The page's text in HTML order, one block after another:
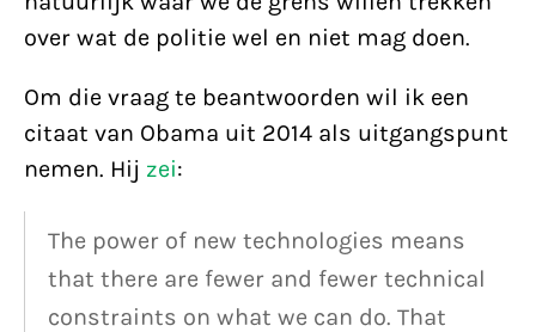
over wat de politie wel en niet mag doen.
Om die vraag te beantwoorden wil ik een
citaat van Obama uit 2014 als uitgangspunt
nemen. Hij zei:
The power of new technologies means
that there are fewer and fewer technical
constraints on what we can do. That